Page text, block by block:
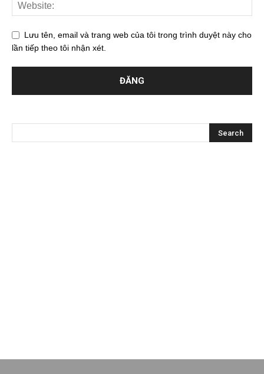
Lưu tên, email và trang web của tôi trong trình duyệt này cho
lần tiếp theo tôi nhận xét.